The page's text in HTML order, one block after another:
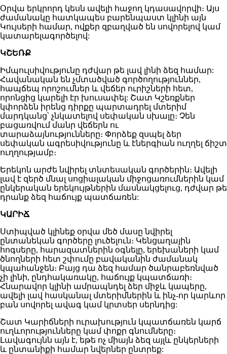
Օրվա երկրորդ կեսն ավելի հաջող կդասավորվի։ Այս
ժամանակը հատկապես բարենպաստ կլինի այն
Կույսերի համար, ովքեր զբաղված են սովորելով կամ
կատարելագործելով:
ԿՇԵՌՔ
Իմպուլսիվությունը դժվար թե լավ լինի ձեզ համար:
Հավանական են չմտածված գործողություններ,
հապճեպ որոշումներ և վեճեր ուրիշների հետ,
որոնցից կարելի էր խուսափել: Շատ Կշեռքներ
կփորձեն իրենց դիրքը պարտադրել մտերիմ
մարդկանց՝ չնկատելով սեփական սխալը։ Չեն
բացառվում մանր վեճերն ու
տարաձայնությունները։ Փորձեք զսպել ձեր
սեփական ագրեսիվությունը և էներգիան ուղղել ճիշտ
ուղղությամբ։
Երեկոն արժե նվիրել տնտեսական գործերին։ Ավելի
լավ է զերծ մնալ սոցիալական միջոցառումներին կամ
ընկերական երեկույթներին մասնակցելուց, դժվար թե
դրանք ձեզ հաճույք պատճառեն:
ԿԱՐԻՃ
Ստիպված կլինեք օրվա մեծ մասը նվիրել
ընտանեկան գործերը լուծելուն։ Կենցաղային
հոգսերը, հարազատներին օգնելը, երեխաների կամ
ծնողների հետ շփումը բավականին ժամանակ
կպահանջեն։ Բայց դա ձեզ համար ծանրաբեռնված
չի լինի, ընդհակառակը, հաճույք կպատճառի։
Հնարավոր կլինի ամրապնդել ձեր միջև կապերը,
ավելի լավ հասկանալ մտերիմներին և ինչ-որ կարևոր
բան սովորել ավագ կամ կրտսեր սերնդից:
Շատ Կարիճների ուրախություն կպատճառեն կարճ
ուղևորությունները կամ փոքր գնումները։
Լավագույնն այն է, եթե ոչ միայն ձեզ այլև ընկերների
և ընտանիքի համար նվերներ ընտրեք: